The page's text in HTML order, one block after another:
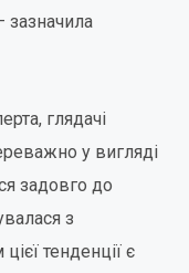
глядачі
у вигляді
задовго до
з
тенденції є